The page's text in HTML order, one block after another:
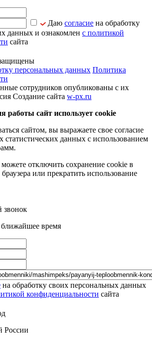
Даю согласие на обработку
данных и ознакомлен с политикой
сайта
персональных данных Политика
сотрудников опубликованы с их
Создание сайта w-px.ru
работы сайт использует cookie
сайтом, вы выражаете свое согласие
статистических данных с использованием
отключить сохранение cookie в
или прекратить использование
звонок
время
на обработку своих персональных данных
конфиденциальности сайта
России